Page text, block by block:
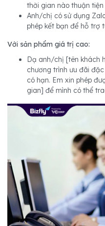
thời gian nào thuận
Anh/chị có sử dụng
phép kết bạn để hỗ trợ
Với sản phẩm giá trị cao:
Dạ anh/chị [tên khách
chương trình ưu đãi
có hạn. Em xin phép
gian] để mình có thể